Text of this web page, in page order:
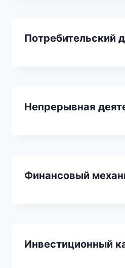
Потребительский
Непрерывная
Финансовый
Инвестиционный